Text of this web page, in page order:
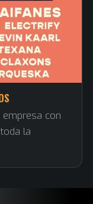
con
la